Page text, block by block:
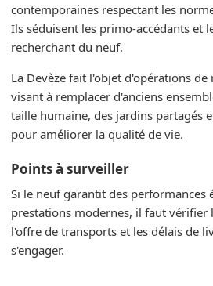
contemporaines respectant les
Ils séduisent les primo-accédants et
recherchant du neuf.
La Devèze fait l'objet d'opérations
visant à remplacer d'anciens
taille humaine, des jardins partagés
pour améliorer la qualité de vie.
Points à surveiller
Si le neuf garantit des performances
prestations modernes, il faut vérifier
l'offre de transports et les délais de
s'engager.